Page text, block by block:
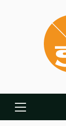
Primary
Menu